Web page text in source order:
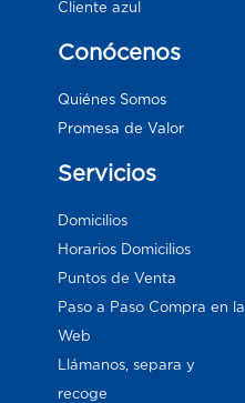
Cliente azul
Conócenos
Quiénes Somos
Promesa de Valor
Servicios
Domicilios
Horarios Domicilios
Puntos de Venta
Paso a Paso Compra en la
Web
Llámanos, separa y
recoge